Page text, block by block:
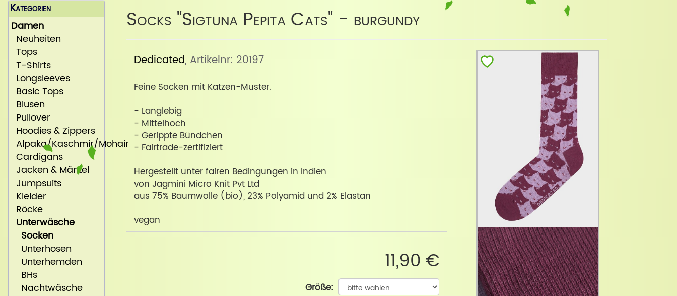
Socks "Sigtuna Pepita Cats" - burgundy
Dedicated, Artikelnr: 20197
Feine Socken mit Katzen-Muster.
- Langlebig
- Mittelhoch
- Gerippte Bündchen
- Fairtrade-zertifiziert
Hergestellt unter fairen Bedingungen in Indien
von Jagmini Micro Knit Pvt Ltd
aus 75% Baumwolle (bio), 23% Polyamid und 2% Elastan
vegan
11,90 €
Größe:
Kategorien
Damen
Neuheiten
Tops
T-Shirts
Longsleeves
Basic Tops
Blusen
Pullover
Hoodies & Zippers
Alpaka/Kaschmir/Mohair
Cardigans
Jacken & Mäntel
Jumpsuits
Kleider
Röcke
Unterwäsche
Socken
Unterhosen
Unterhemden
BHs
Nachtwäsche